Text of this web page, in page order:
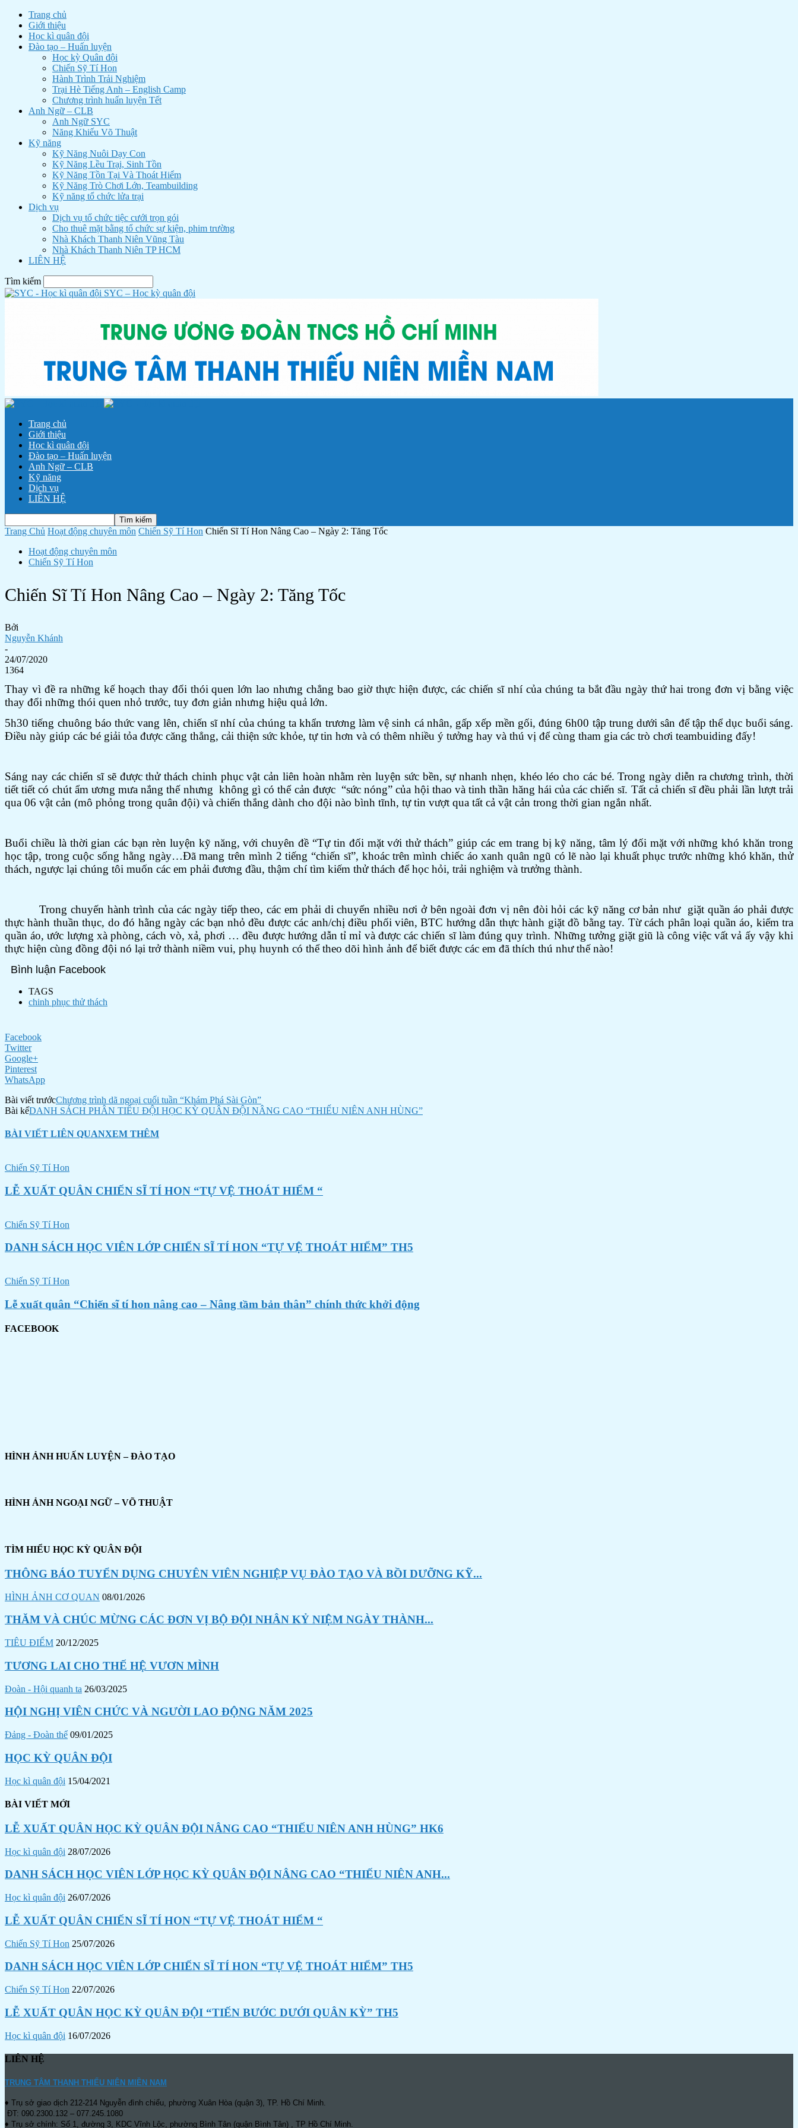
Trang chủ
Giới thiệu
Học kì quân đội
Đào tạo – Huấn luyện
Học kỳ Quân đội
Chiến Sỹ Tí Hon
Hành Trình Trải Nghiệm
Trại Hè Tiếng Anh – English Camp
Chương trình huấn luyện Tết
Anh Ngữ – CLB
Anh Ngữ SYC
Năng Khiếu Võ Thuật
Kỹ năng
Kỹ Năng Nuôi Dạy Con
Kỹ Năng Lều Trại, Sinh Tồn
Kỹ Năng Tồn Tại Và Thoát Hiểm
Kỹ Năng Trò Chơi Lớn, Teambuilding
Kỹ năng tổ chức lửa trại
Dịch vụ
Dịch vụ tổ chức tiệc cưới trọn gói
Cho thuê mặt bằng tổ chức sự kiện, phim trường
Nhà Khách Thanh Niên Vũng Tàu
Nhà Khách Thanh Niên TP HCM
LIÊN HỆ
Tìm kiếm
SYC – Học kỳ quân đội
Trang chủ
Giới thiệu
Học kì quân đội
Đào tạo – Huấn luyện
Anh Ngữ – CLB
Kỹ năng
Dịch vụ
LIÊN HỆ
Trang Chủ Hoạt động chuyên môn Chiến Sỹ Tí Hon Chiến Sĩ Tí Hon Nâng Cao – Ngày 2: Tăng Tốc
Hoạt động chuyên môn
Chiến Sỹ Tí Hon
Chiến Sĩ Tí Hon Nâng Cao – Ngày 2: Tăng Tốc
Bởi
Nguyễn Khánh
-
24/07/2020
1364
Thay vì đề ra những kế hoạch thay đổi thói quen lớn lao nhưng chẳng bao giờ thực hiện được, các chiến sĩ nhí của chúng ta bắt đầu ngày thứ hai trong đơn vị bằng việc
thay đổi những thói quen nhỏ trước, tuy đơn giản nhưng hiệu quả lớn.
5h30 tiếng chuông báo thức vang lên, chiến sĩ nhí của chúng ta khẩn trương làm vệ sinh cá nhân, gấp xếp mền gối, đúng 6h00 tập trung dưới sân để tập thể dục buổi sáng.
Điều này giúp các bé giải tỏa được căng thẳng, cải thiện sức khỏe, tự tin hơn và có thêm nhiều ý tưởng hay và thú vị để cùng tham gia các trò chơi teambuiding đấy!
Sáng nay các chiến sĩ sẽ được thử thách chinh phục vật cản liên hoàn nhằm rèn luyện sức bền, sự nhanh nhẹn, khéo léo cho các bé. Trong ngày diễn ra chương trình, thời
tiết tiết có chút ẩm ương mưa nắng thế nhưng không gì có thể cản được “sức nóng” của hội thao và tinh thần hăng hái của các chiến sĩ. Tất cả chiến sĩ đều phải lần lượt trải
qua 06 vật cản (mô phỏng trong quân đội) và chiến thắng dành cho đội nào bình tĩnh, tự tin vượt qua tất cả vật cản trong thời gian ngắn nhất.
Buổi chiều là thời gian các bạn rèn luyện kỹ năng, với chuyên đề “Tự tin đối mặt với thử thách” giúp các em trang bị kỹ năng, tâm lý đối mặt với những khó khăn trong
học tập, trong cuộc sống hằng ngày…Đã mang trên mình 2 tiếng “chiến sĩ”, khoác trên mình chiếc áo xanh quân ngũ có lẽ nào lại khuất phục trước những khó khăn, thử
thách, ngược lại chúng tôi muốn các em phải đương đầu, thậm chí tìm kiếm thử thách để học hỏi, trải nghiệm và trưởng thành.
Trong chuyến hành trình của các ngày tiếp theo, các em phải di chuyển nhiều nơi ở bên ngoài đơn vị nên đòi hỏi các kỹ năng cơ bản như giặt quần áo phải được
thực hành thuần thục, do đó hằng ngày các bạn nhỏ đều được các anh/chị điều phối viên, BTC hướng dẫn thực hành giặt đồ bằng tay. Từ cách phân loại quần áo, kiểm tra
quần áo, ước lượng xà phòng, cách vò, xả, phơi … đều được hướng dẫn tỉ mỉ và được các chiến sĩ làm đúng quy trình. Những tưởng giặt giũ là công việc vất vả ấy vậy khi
thực hiện cùng đồng đội nó lại trở thành niềm vui, phụ huynh có thể theo dõi hình ảnh để biết được các em đã thích thú như thế nào!
Bình luận Facebook
TAGS
chinh phục thử thách
Facebook
Twitter
Google+
Pinterest
WhatsApp
Bài viết trướcChương trình dã ngoại cuối tuần “Khám Phá Sài Gòn”
Bài kếDANH SÁCH PHÂN TIỂU ĐỘI HỌC KỲ QUÂN ĐỘI NÂNG CAO “THIẾU NIÊN ANH HÙNG”
BÀI VIẾT LIÊN QUANXEM THÊM
Chiến Sỹ Tí Hon
LỄ XUẤT QUÂN CHIẾN SĨ TÍ HON “TỰ VỆ THOÁT HIỂM “
Chiến Sỹ Tí Hon
DANH SÁCH HỌC VIÊN LỚP CHIẾN SĨ TÍ HON “TỰ VỆ THOÁT HIỂM” TH5
Chiến Sỹ Tí Hon
Lễ xuất quân “Chiến sĩ tí hon nâng cao – Nâng tầm bản thân” chính thức khởi động
FACEBOOK
HÌNH ẢNH HUẤN LUYỆN – ĐÀO TẠO
HÌNH ẢNH NGOẠI NGỮ – VÕ THUẬT
TÌM HIỂU HỌC KỲ QUÂN ĐỘI
THÔNG BÁO TUYỂN DỤNG CHUYÊN VIÊN NGHIỆP VỤ ĐÀO TẠO VÀ BỒI DƯỠNG KỸ...
HÌNH ẢNH CƠ QUAN 08/01/2026
THĂM VÀ CHÚC MỪNG CÁC ĐƠN VỊ BỘ ĐỘI NHÂN KỶ NIỆM NGÀY THÀNH...
TIÊU ĐIỂM 20/12/2025
TƯƠNG LAI CHO THẾ HỆ VƯƠN MÌNH
Đoàn - Hội quanh ta 26/03/2025
HỘI NGHỊ VIÊN CHỨC VÀ NGƯỜI LAO ĐỘNG NĂM 2025
Đảng - Đoàn thể 09/01/2025
HỌC KỲ QUÂN ĐỘI
Học kì quân đội 15/04/2021
BÀI VIẾT MỚI
LỄ XUẤT QUÂN HỌC KỲ QUÂN ĐỘI NÂNG CAO “THIẾU NIÊN ANH HÙNG” HK6
Học kì quân đội 28/07/2026
DANH SÁCH HỌC VIÊN LỚP HỌC KỲ QUÂN ĐỘI NÂNG CAO “THIẾU NIÊN ANH...
Học kì quân đội 26/07/2026
LỄ XUẤT QUÂN CHIẾN SĨ TÍ HON “TỰ VỆ THOÁT HIỂM “
Chiến Sỹ Tí Hon 25/07/2026
DANH SÁCH HỌC VIÊN LỚP CHIẾN SĨ TÍ HON “TỰ VỆ THOÁT HIỂM” TH5
Chiến Sỹ Tí Hon 22/07/2026
LỄ XUẤT QUÂN HỌC KỲ QUÂN ĐỘI “TIẾN BƯỚC DƯỚI QUÂN KỲ” TH5
Học kì quân đội 16/07/2026
LIÊN HỆ
TRUNG TÂM THANH THIẾU NIÊN MIỀN NAM
♦ Trụ sở giao dịch 212-214 Nguyễn đình chiểu, phường Xuân Hòa (quận 3), TP. Hồ Chí Minh.
ĐT: 090.2300.132 – 077.245.1080
♦ Trụ sở chính: Số 1, đường 3, KDC Vĩnh Lộc, phường Bình Tân (quận Bình Tân) , TP Hồ Chí Minh.